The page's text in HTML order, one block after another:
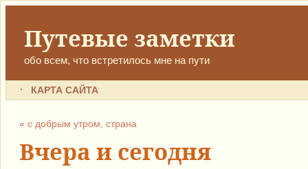
Путевые заметки
обо всем, что встретилось мне на пути
КАРТА САЙТА
«с добрым утром, страна
Вчера и сегодня